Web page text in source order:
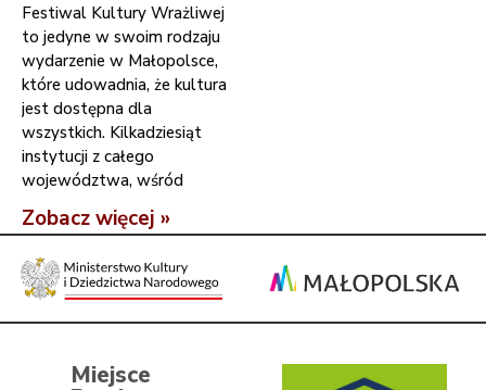
Festiwal Kultury Wrażliwej
to jedyne w swoim rodzaju
wydarzenie w Małopolsce,
które udowadnia, że kultura
jest dostępna dla
wszystkich. Kilkadziesiąt
instytucji z całego
województwa, wśród
Zobacz więcej »
Miejsce